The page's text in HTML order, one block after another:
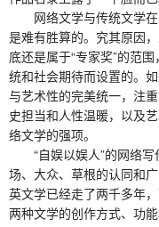
网络文学与传统文学在
是难有胜算的。究其原因
底还是属于“专家奖”的范
统和社会期待而设置的。
与艺术性的完美统一，注
史担当和人性温暖，以及
络文学的强项。
“自娱以娱人”的网络写
场、大众、草根的认同和
英文学已经走了两千多年
两种文学的创作方式、功